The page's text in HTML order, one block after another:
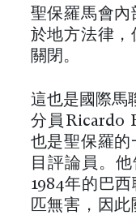
聖保羅馬會
於地方法律
關閉。
這也是國際馬
分員Ricardo
也是聖保羅的
目評論員。
1984年的巴
匹無害，因